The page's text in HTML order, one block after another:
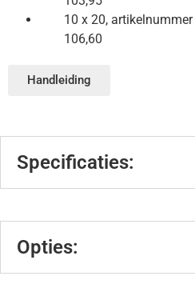
10 x 20, artikelnummer
106,60
Handleiding
Specificaties:
Opties: